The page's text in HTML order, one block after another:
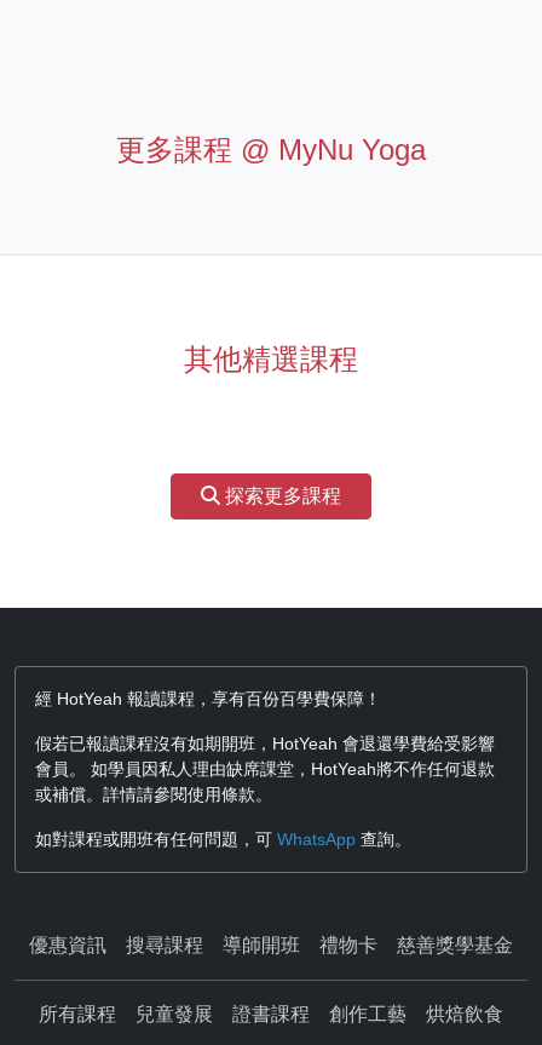
更多課程 @ MyNu Yoga
其他精選課程
探索更多課程
經 HotYeah 報讀課程，享有百份百學費保障！
假若已報讀課程沒有如期開班，HotYeah 會退還學費給受影響
會員。 如學員因私人理由缺席課堂，HotYeah將不作任何退款
或補償。詳情請參閱使用條款。
如對課程或開班有任何問題，可 WhatsApp 查詢。
優惠資訊 搜尋課程 導師開班 禮物卡 慈善獎學基金
所有課程 兒童發展 證書課程 創作工藝 烘焙飲食